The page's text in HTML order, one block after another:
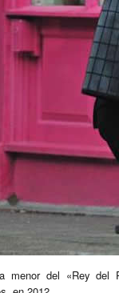
menor del «Rey del